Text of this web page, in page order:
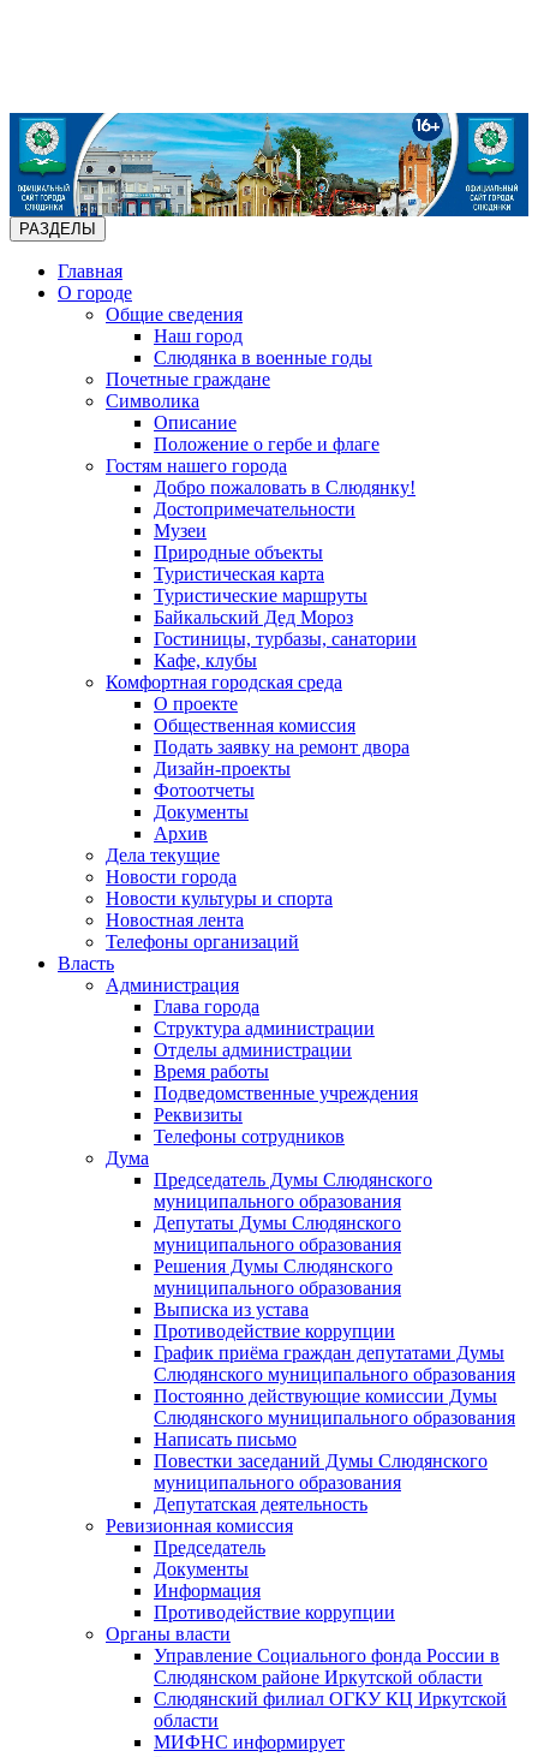
РАЗДЕЛЫ
Главная
О городе
Общие сведения
Наш город
Слюдянка в военные годы
Почетные граждане
Символика
Описание
Положение о гербе и флаге
Гостям нашего города
Добро пожаловать в Слюдянку!
Достопримечательности
Музеи
Природные объекты
Туристическая карта
Туристические маршруты
Байкальский Дед Мороз
Гостиницы, турбазы, санатории
Кафе, клубы
Комфортная городская среда
О проекте
Общественная комиссия
Подать заявку на ремонт двора
Дизайн-проекты
Фотоотчеты
Документы
Архив
Дела текущие
Новости города
Новости культуры и спорта
Новостная лента
Телефоны организаций
Власть
Администрация
Глава города
Структура администрации
Отделы администрации
Время работы
Подведомственные учреждения
Реквизиты
Телефоны сотрудников
Дума
Председатель Думы Слюдянского
муниципального образования
Депутаты Думы Слюдянского
муниципального образования
Решения Думы Слюдянского
муниципального образования
Выписка из устава
Противодействие коррупции
График приёма граждан депутатами Думы
Слюдянского муниципального образования
Постоянно действующие комиссии Думы
Слюдянского муниципального образования
Написать письмо
Повестки заседаний Думы Слюдянского
муниципального образования
Депутатская деятельность
Ревизионная комиссия
Председатель
Документы
Информация
Противодействие коррупции
Органы власти
Управление Социального фонда России в
Слюдянском районе Иркутской области
Слюдянский филиал ОГКУ КЦ Иркутской
области
МИФНС информирует